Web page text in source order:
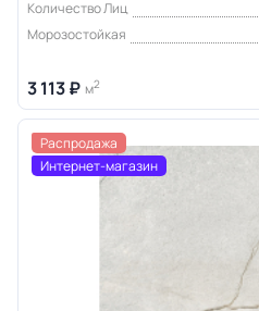
Количество Лиц
Морозостойкая
3 113 ₽ м2
Распродажа
Интернет-магазин